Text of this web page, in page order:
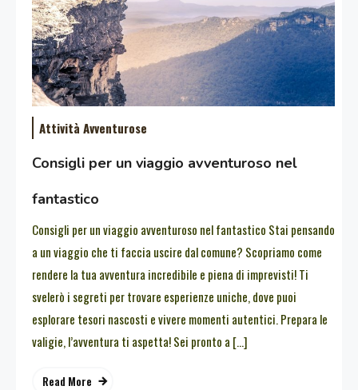
Attività Avventurose
Consigli per un viaggio avventuroso nel
fantastico
Consigli per un viaggio avventuroso nel fantastico Stai pensando
a un viaggio che ti faccia uscire dal comune? Scopriamo come
rendere la tua avventura incredibile e piena di imprevisti! Ti
svelerò i segreti per trovare esperienze uniche, dove puoi
esplorare tesori nascosti e vivere momenti autentici. Prepara le
valigie, l’avventura ti aspetta! Sei pronto a […]
Read More